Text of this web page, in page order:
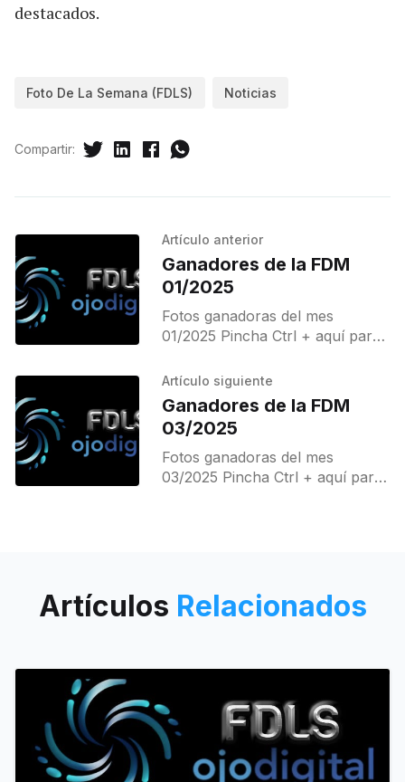
destacados.
Foto De La Semana (FDLS) Noticias
Compartir:
Artículo anterior
Ganadores de la FDM
01/2025
Fotos ganadoras del mes
01/2025 Pincha Ctrl + aquí para
Artículo siguiente
Ganadores de la FDM
03/2025
Fotos ganadoras del mes
03/2025 Pincha Ctrl + aquí para
Artículos Relacionados